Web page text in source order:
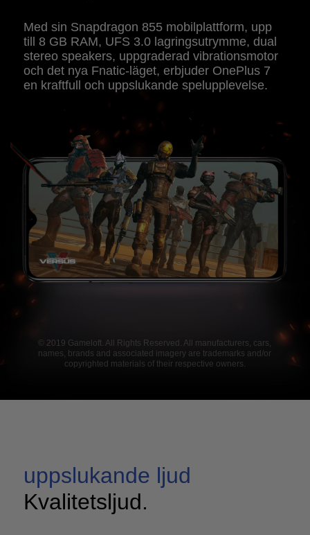
Med sin Snapdragon 855 mobilplattform, upp
till 8 GB RAM, UFS 3.0 lagringsutrymme, dual
stereo speakers, uppgraderad vibrationsmotor
och det nya Fnatic-läget, erbjuder OnePlus 7
en kraftfull och uppslukande spelupplevelse.
© 2019 Gameloft. All Rights Reserved. All manufacturers, cars,
names, brands and associated imagery are trademarks and/or
copyrighted materials of their respective owners.
uppslukande ljud
Kvalitetsljud.